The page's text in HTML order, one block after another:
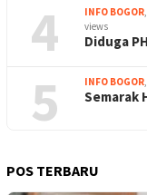
4 INFO BOGOR,
views
Diduga
5 INFO BOGOR,
Semarak
POS TERBARU